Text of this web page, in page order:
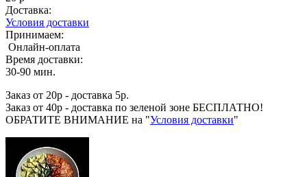
Доставка:
Условия доставки
Принимаем:
Онлайн-оплата
Время доставки:
30-90 мин.
Заказ от 20р - доставка 5р.
Заказ от 40р - доставка по зеленой зоне БЕСПЛАТНО!
ОБРАТИТЕ ВНИМАНИЕ на "Условия доставки"